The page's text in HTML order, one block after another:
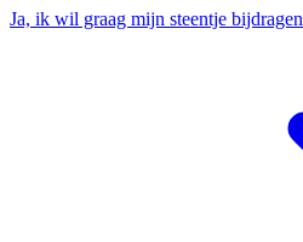
Ja, ik wil graag mijn steentje bijdragen